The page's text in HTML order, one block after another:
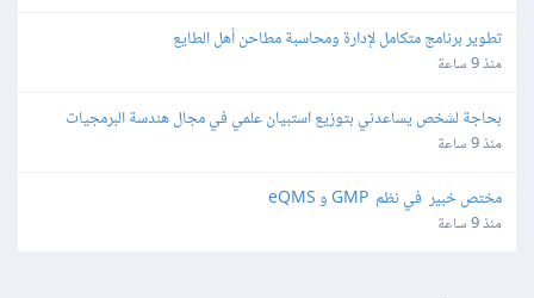
تطوير برنامج متكامل لإدارة ومحاسبة مطاحن أهل الطايع
منذ 9 ساعة
بحاجة لشخص يساعدني بتوزيع استبيان علمي في مجال هندسة البرمجيات
منذ 9 ساعة
مختص خبير  في نظم  GMP و eQMS
منذ 9 ساعة